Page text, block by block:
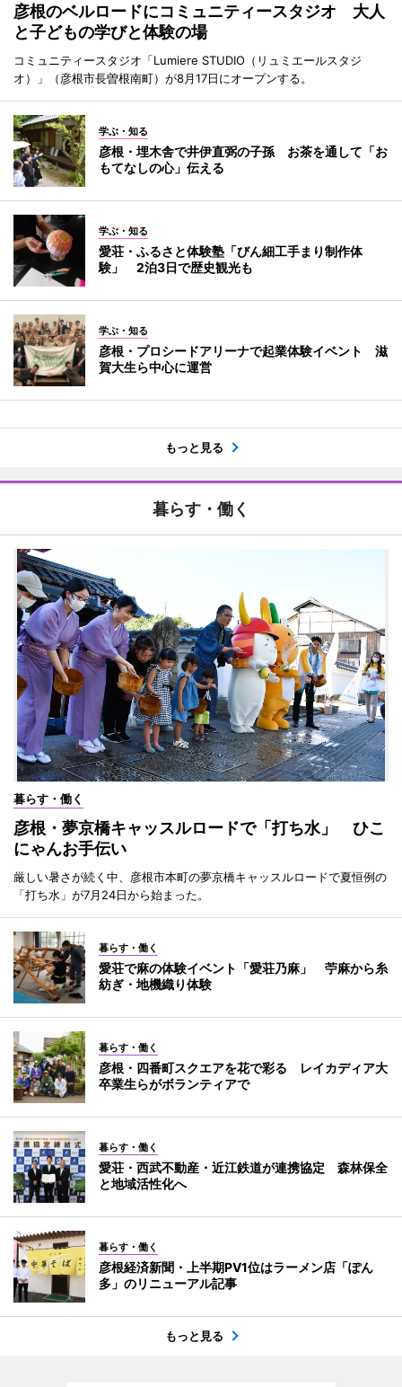
彦根のベルロードにコミュニティースタジオ 大人
と子どもの学びと体験の場
コミュニティースタジオ「Lumiere STUDIO（リュミエールスタジ
オ）」（彦根市長曽根南町）が8月17日にオープンする。
学ぶ・知る
彦根・埋木舎で井伊直弼の子孫 お茶を通して「お
もてなしの心」伝える
学ぶ・知る
愛荘・ふるさと体験塾「びん細工手まり制作体
験」 2泊3日で歴史観光も
学ぶ・知る
彦根・プロシードアリーナで起業体験イベント 滋
賀大生ら中心に運営
もっと見る
暮らす・働く
暮らす・働く
彦根・夢京橋キャッスルロードで「打ち水」 ひこ
にゃんお手伝い
厳しい暑さが続く中、彦根市本町の夢京橋キャッスルロードで夏恒例の
「打ち水」が7月24日から始まった。
暮らす・働く
愛荘で麻の体験イベント「愛荘乃麻」 苧麻から糸
紡ぎ・地機織り体験
暮らす・働く
彦根・四番町スクエアを花で彩る レイカディア大
卒業生らがボランティアで
暮らす・働く
愛荘・西武不動産・近江鉄道が連携協定 森林保全
と地域活性化へ
暮らす・働く
彦根経済新聞・上半期PV1位はラーメン店「ぽん
多」のリニューアル記事
もっと見る